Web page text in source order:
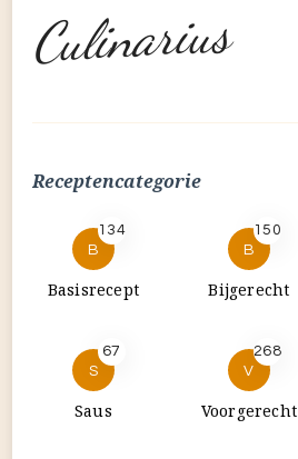
Culinarius
Receptencategorie
B
134
Basisrecept
B
150
Bijgerecht
S
67
Saus
V
268
Voorgerecht